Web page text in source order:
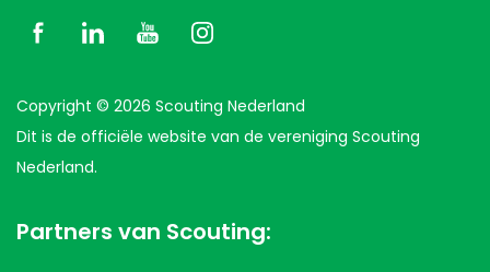
Copyright © 2026 Scouting Nederland
Dit is de officiële website van de vereniging Scouting
Nederland.
Partners van Scouting: